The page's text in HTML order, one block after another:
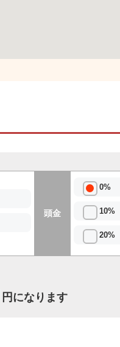
頭金
0%
10%
20%
円になります